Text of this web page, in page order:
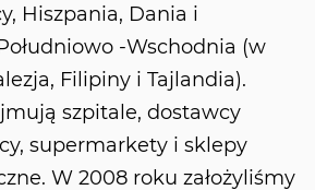
Hiszpania, Dania i
-Wschodnia (w
Filipiny i Tajlandia).
szpitale, dostawcy
supermarkety i sklepy
W 2008 roku założyliśmy